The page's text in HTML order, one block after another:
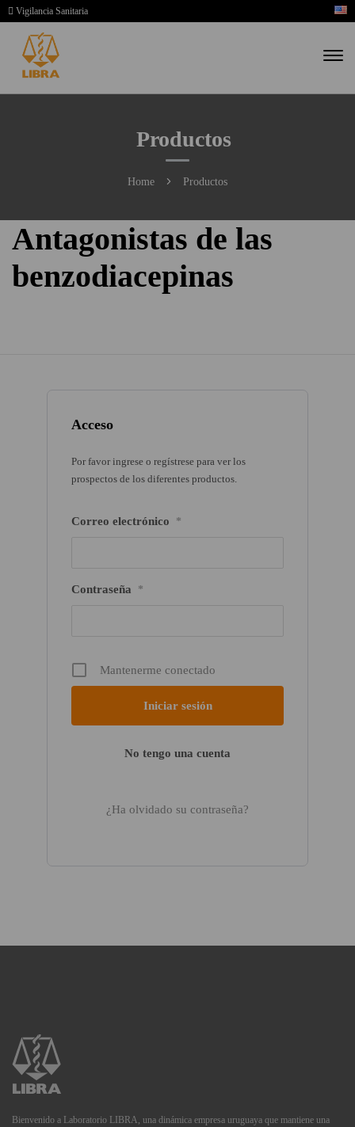
Vigilancia Sanitaria
Productos
Home Productos
Acceso
Por favor ingrese o regístrese para ver los
prospectos de los diferentes productos.
Correo electrónico *
Contraseña *
Mantenerme conectado
No tengo una cuenta
¿Ha olvidado su contraseña?
Antagonistas de las
benzodiacepinas
Bienvenido a Laboratorio LIBRA, una dinámica empresa uruguaya que mantiene una